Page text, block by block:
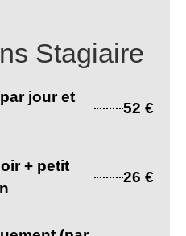
Stagiaire
jour et
52 €
+ petit
26 €